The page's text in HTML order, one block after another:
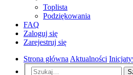
Toplista
Podziękowania
FAQ
Zaloguj się
Zarejestruj się
Strona główna Aktualności